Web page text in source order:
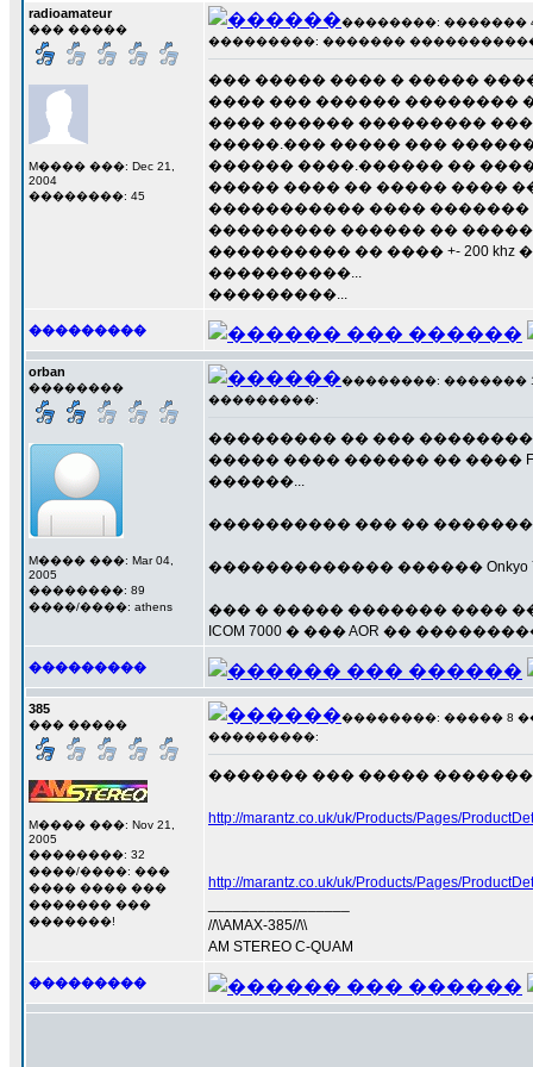
radioamateur
��� �����
M���� ���: Dec 21,
2004
��������: 45
��������: ������� 4
���������: �������
��� ����� ���� � �����
���� ��� ������ ��������
���� ������ ���������
�����.��� ����� ���
������ ����.������ ��
����� ���� �� ����� ����
����������� ����
��������� ������ ��
���������� �� ���� +- 200
����������...
���������...
���������
orban
��������
M���� ���: Mar 04,
2005
��������: 89
����/����: athens
��������: ������� 11
���������:
��������� �� ���
����� ���� ������ �� ����
������...
���������� ��� ��
������������� ������ Onkyo
��� � ����� ������� ����
ICOM 7000 � ��� AOR ��
���������
385
��� �����
M���� ���: Nov 21,
2005
��������: 32
����/����: ���
���� ���� ���
������� ���
�������!
��������: ����� 8 ���
���������:
������� ��� �����
http://marantz.co.uk/uk/Products/Pages/
http://marantz.co.uk/uk/Products/Pages/
//\\AMAX-385//\\
AM STEREO C-QUAM
���������